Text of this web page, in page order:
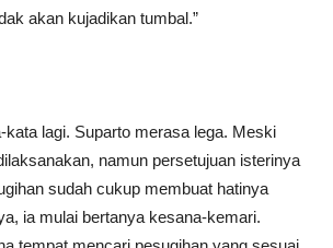
akan kujadikan tumbal.”
kata lagi. Suparto merasa lega. Meski
namun persetujuan isterinya
sudah cukup membuat hatinya
ia mulai bertanya kesana-kemari.